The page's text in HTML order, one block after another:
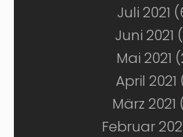
Juli 2021
Juni 2021
Mai 2021
April 2021
März 2021
Februar